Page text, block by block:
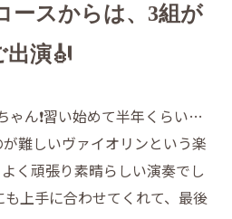
ースからは、3組が
出演🎻
ゃん❗️習い始めて半年くらい…
難しいヴァイオリンという楽
く頑張り素晴らしい演奏でし
上手に合わせてくれて、最後